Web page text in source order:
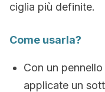
ciglia più definite.
Come usarla?
Con un
applicate un